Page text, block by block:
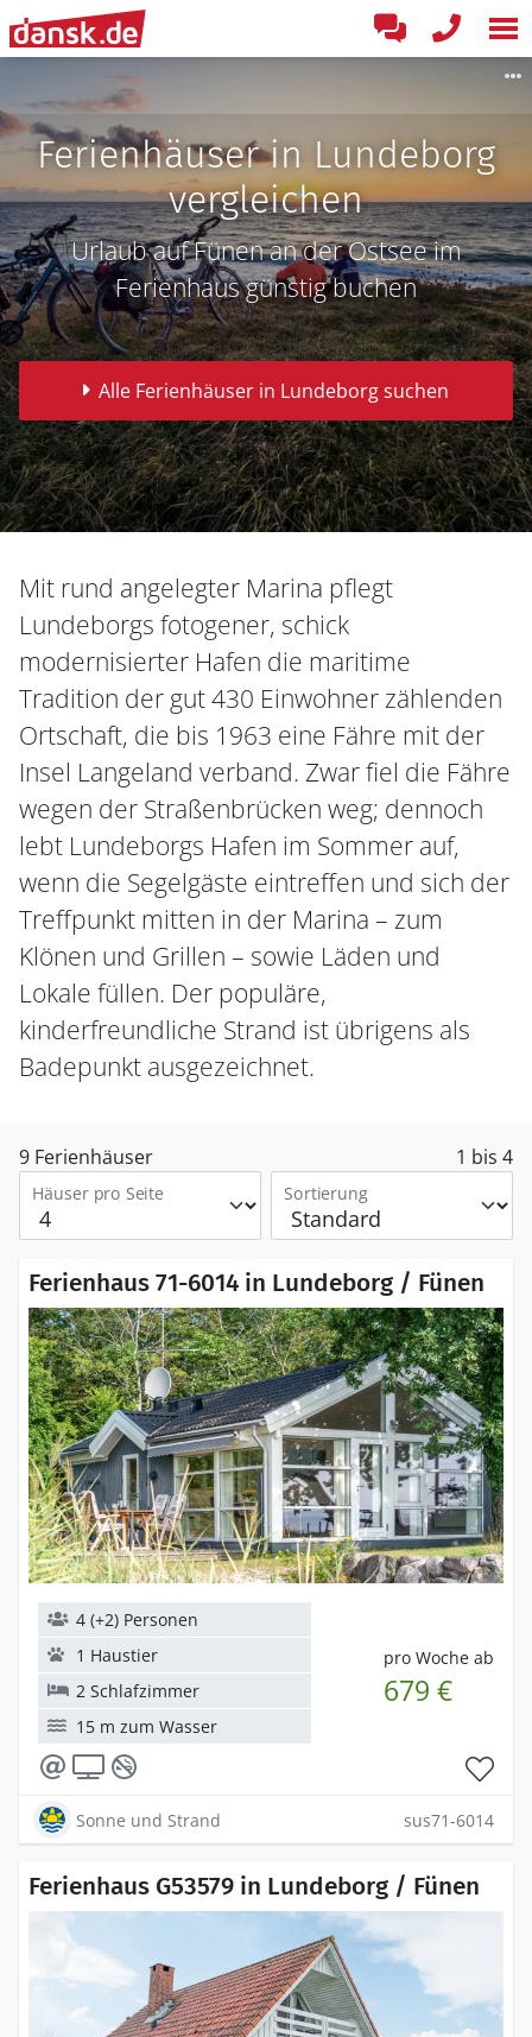
Ferienhäuser in Lundeborg
vergleichen
Urlaub auf Fünen an der Ostsee im
Ferienhaus günstig buchen
Alle Ferienhäuser in Lundeborg suchen
Mit rund angelegter Marina pflegt
Lundeborgs fotogener, schick
modernisierter Hafen die maritime
Tradition der gut 430 Einwohner zählenden
Ortschaft, die bis 1963 eine Fähre mit der
Insel Langeland verband. Zwar fiel die Fähre
wegen der Straßenbrücken weg; dennoch
lebt Lundeborgs Hafen im Sommer auf,
wenn die Segelgäste eintreffen und sich der
Treffpunkt mitten in der Marina – zum
Klönen und Grillen – sowie Läden und
Lokale füllen. Der populäre,
kinderfreundliche Strand ist übrigens als
Badepunkt ausgezeichnet.
9 Ferienhäuser 1 bis 4
Häuser pro Seite Sortierung
Ferienhaus 71-6014 in Lundeborg / Fünen
pro Woche ab
679 €
4 (+2) Personen
1 Haustier
2 Schlafzimmer
15 m zum Wasser
Sonne und Strand sus71-6014
Ferienhaus G53579 in Lundeborg / Fünen